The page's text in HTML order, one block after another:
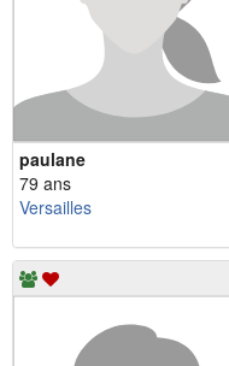
paulane
79 ans
Versailles